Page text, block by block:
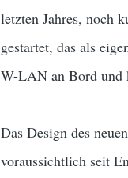
letzten Jahres, noch
gestartet, das als
W-LAN an Bord und
Das Design des
voraussichtlich seit